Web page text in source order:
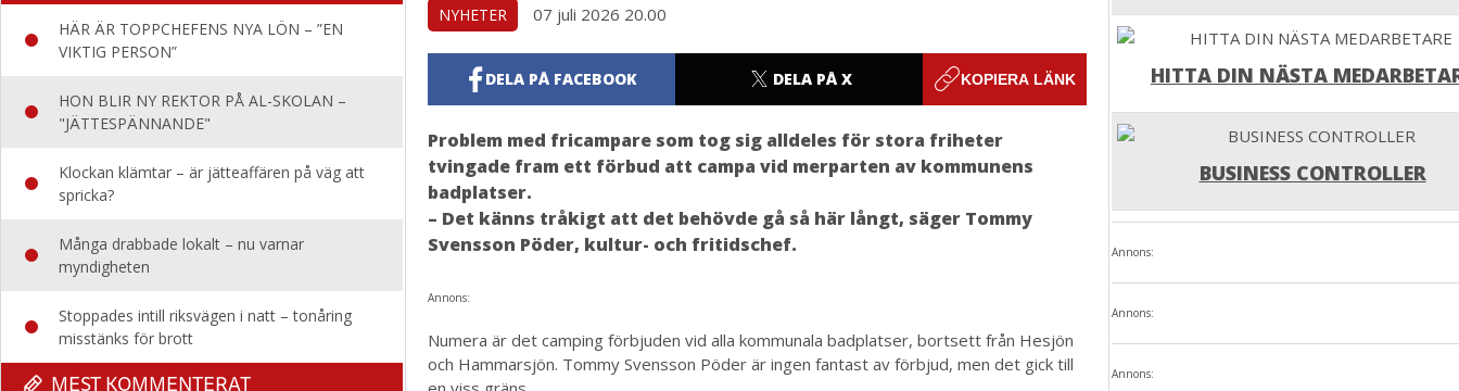
HÄR ÄR TOPPCHEFENS NYA LÖN – ”EN
VIKTIG PERSON”
HON BLIR NY REKTOR PÅ AL-SKOLAN –
"JÄTTESPÄNNANDE"
Klockan klämtar – är jätteaffären på väg att
spricka?
Många drabbade lokalt – nu varnar
myndigheten
Stoppades intill riksvägen i natt – tonåring
misstänks för brott
MEST KOMMENTERAT
NYHETER 07 juli 2026 20.00
DELA PÅ FACEBOOK DELA PÅ X KOPIERA LÄNK
Problem med fricampare som tog sig alldeles för stora friheter
tvingade fram ett förbud att campa vid merparten av kommunens
badplatser.
– Det känns tråkigt att det behövde gå så här långt, säger Tommy
Svensson Pöder, kultur- och fritidschef.
Annons:
Numera är det camping förbjuden vid alla kommunala badplatser, bortsett från Hesjön
och Hammarsjön. Tommy Svensson Pöder är ingen fantast av förbjud, men det gick till
HITTA DIN NÄSTA
BUSINESS CONTROLLER
Annons:
Annons:
Annons: